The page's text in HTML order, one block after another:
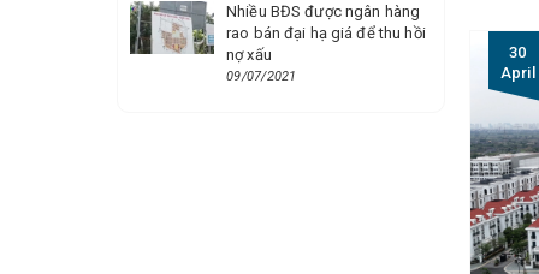
30
April
Nhiều BĐS được ngân hàng
rao bán đại hạ giá để thu hồi
nợ xấu
09/07/2021